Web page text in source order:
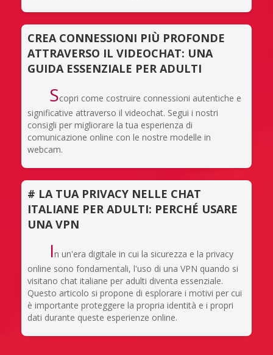
CREA CONNESSIONI PIÙ PROFONDE
ATTRAVERSO IL VIDEOCHAT: UNA
GUIDA ESSENZIALE PER ADULTI
Scopri come costruire connessioni autentiche e
significative attraverso il videochat. Segui i nostri
consigli per migliorare la tua esperienza di
comunicazione online con le nostre modelle in
webcam.
# LA TUA PRIVACY NELLE CHAT
ITALIANE PER ADULTI: PERCHÉ USARE
UNA VPN
In un'era digitale in cui la sicurezza e la privacy
online sono fondamentali, l'uso di una VPN quando si
visitano chat italiane per adulti diventa essenziale.
Questo articolo si propone di esplorare i motivi per cui
è importante proteggere la propria identità e i propri
dati durante queste esperienze online.